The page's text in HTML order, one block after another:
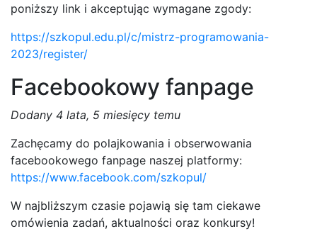
poniższy link i akceptując wymagane zgody:
https://szkopul.edu.pl/c/mistrz-programowania-
2023/register/
Facebookowy fanpage
Dodany 4 lata, 5 miesięcy temu
Zachęcamy do polajkowania i obserwowania
facebookowego fanpage naszej platformy:
https://www.facebook.com/szkopul/
W najbliższym czasie pojawią się tam ciekawe
omówienia zadań, aktualności oraz konkursy!